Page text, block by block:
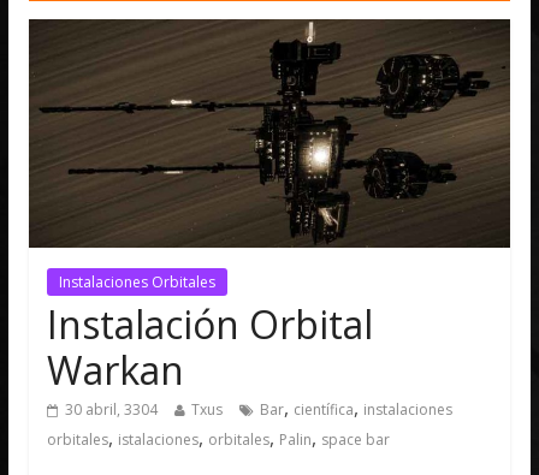
Instalaciones Orbitales
Instalación Orbital
Warkan
30 abril, 3304 Txus Bar, científica, instalaciones
orbitales, istalaciones, orbitales, Palin, space bar